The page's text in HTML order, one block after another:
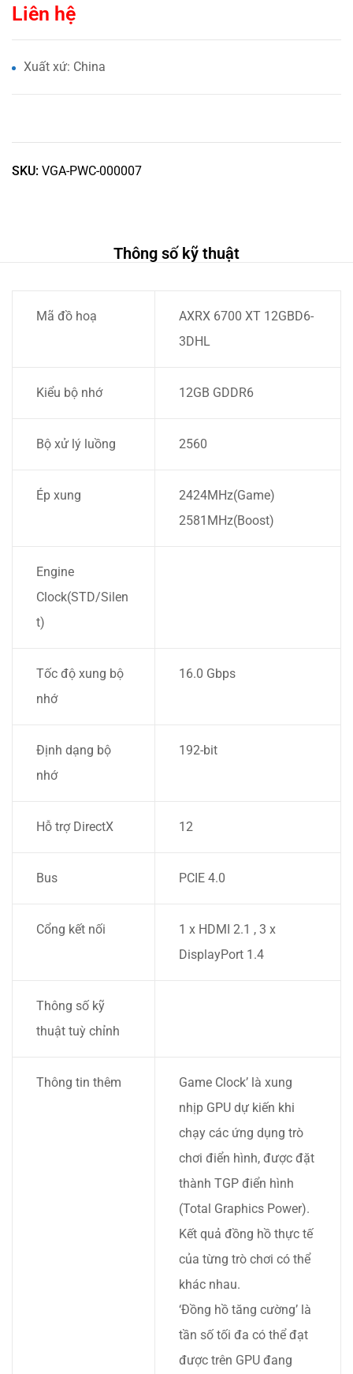
Liên hệ
Xuất xứ: China
SKU: VGA-PWC-000007
Thông số kỹ thuật
Mã đồ hoạ
AXRX 6700 XT 12GBD6-
3DHL
Kiểu bộ nhớ 12GB GDDR6
Bộ xử lý luồng 2560
Ép xung
2424MHz(Game)
2581MHz(Boost)
Engine
Clock(STD/Silen
t)
Tốc độ xung bộ
nhớ
16.0 Gbps
Định dạng bộ
nhớ
192-bit
Hỗ trợ DirectX 12
Bus PCIE 4.0
Cổng kết nối
1 x HDMI 2.1 , 3 x
DisplayPort 1.4
Thông số kỹ
thuật tuỳ chỉnh
Thông tin thêm
Game Clock’ là xung
nhịp GPU dự kiến khi
chạy các ứng dụng trò
chơi điển hình, được đặt
thành TGP điển hình
(Total Graphics Power).
Kết quả đồng hồ thực tế
của từng trò chơi có thể
khác nhau.
‘Đồng hồ tăng cường’ là
tần số tối đa có thể đạt
được trên GPU đang